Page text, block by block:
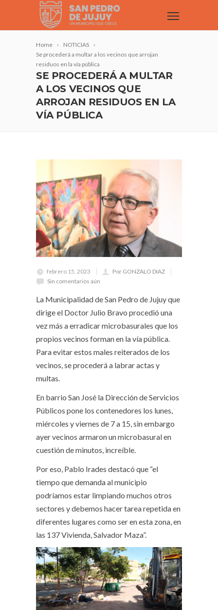
Home
NOTICIAS
Se procederá a multar a los vecinos que arrojan
residuos en la vía pública
SE PROCEDERÁ A MULTAR
A LOS VECINOS QUE
ARROJAN RESIDUOS EN LA
VÍA PÚBLICA
febrero 15, 2023
Por GONZALO DIAZ
Sin comentarios aún
La Municipalidad de San Pedro de Jujuy que
dirige el Doctor Julio Bravo procedió una
vez más a erradicar microbasurales que los
propios vecinos forman en la vía pública.
Para evitar estos males reiterados de los
vecinos, se procederá a labrar actas y
multas.
En barrio San José la Dirección de Servicios
Públicos pone los contenedores los lunes,
miércoles y viernes de 7 a 15, sin embargo
ayer vecinos armaron un microbasural en
cuestión de minutos, increíble.
Por eso, Pablo Irades destacó que “el
tiempo que demanda al municipio
podríamos estar limpiando muchos otros
sectores y debemos hacer tarea repetida en
diferentes lugares como ser en esta zona, en
las 137 Vivienda, Salvador Maza”.